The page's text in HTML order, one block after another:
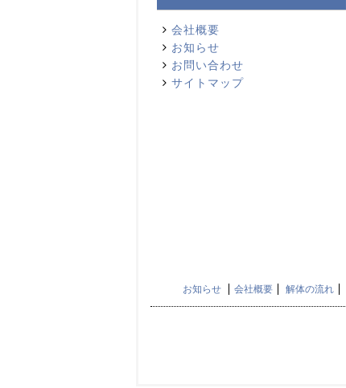
会社概要
お知らせ
お問い合わせ
サイトマップ
お知らせ 会社概要 解体の流れ